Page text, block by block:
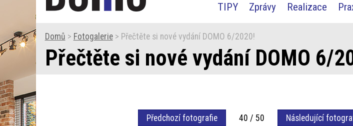
TIPY Zprávy Realizace
Domů > Fotogalerie> Přečtěte si nové vydání DOMO 6/2020!
Přečtěte si nové vydání DOMO 6/
Předchozí fotografie 40 / 50 Následující